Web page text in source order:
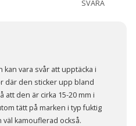
SVARA
kan vara svår att upptäcka i
där den sticker upp bland
att den är cirka 15-20 mm i
tätt på marken i typ fuktig
kamouflerad också.